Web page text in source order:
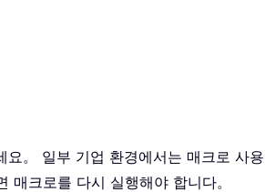
。 일부 기업 환경에서는 매크로 사
크로를 다시 실행해야 합니다。